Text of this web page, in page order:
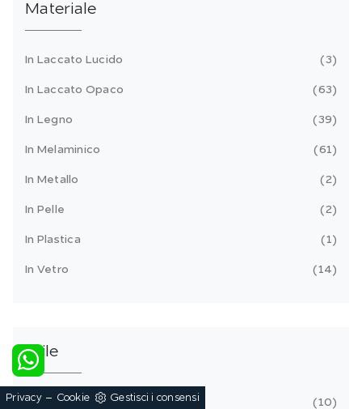
Materiale
In Laccato Lucido 3
In Laccato Opaco 63
In Legno 39
In Melaminico 61
In Metallo 2
In Pelle 2
In Plastica 1
In Vetro 14
Stile
Classici 10
Privacy- Cookie Gestisci i consensi